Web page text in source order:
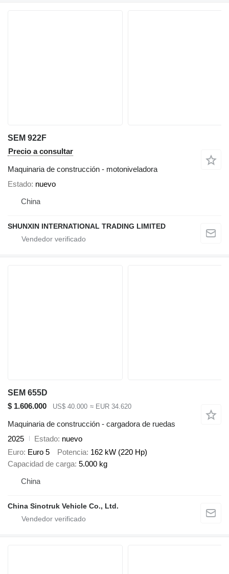
SEM 922F
Precio a consultar
Maquinaria de construcción - motoniveladora
Estado nuevo
China
SHUNXIN INTERNATIONAL TRADING LIMITED
SEM 655D
$ 1.606.000
US$ 40.000 ≈ EUR 34.620
Maquinaria de construcción - cargadora de ruedas
2025
Estado nuevo
Euro Euro 5 Potencia 162 kW (220 Hp)
Capacidad de carga 5.000 kg
China
China Sinotruk Vehicle Co., Ltd.